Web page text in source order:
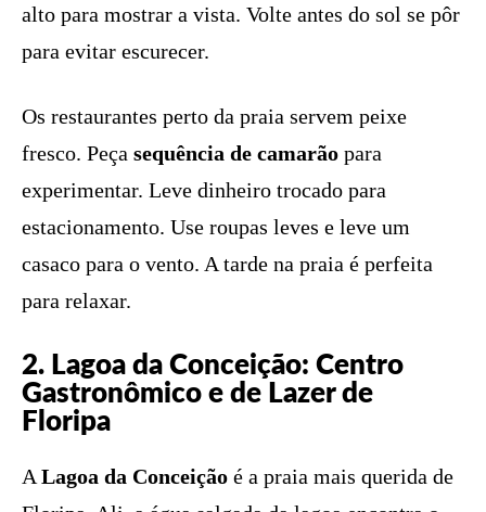
alto para mostrar a vista. Volte antes do sol se pôr
para evitar escurecer.
Os restaurantes perto da praia servem peixe
fresco. Peça sequência de camarão para
experimentar. Leve dinheiro trocado para
estacionamento. Use roupas leves e leve um
casaco para o vento. A tarde na praia é perfeita
para relaxar.
2. Lagoa da Conceição: Centro
Gastronômico e de Lazer de
Floripa
A Lagoa da Conceição é a praia mais querida de